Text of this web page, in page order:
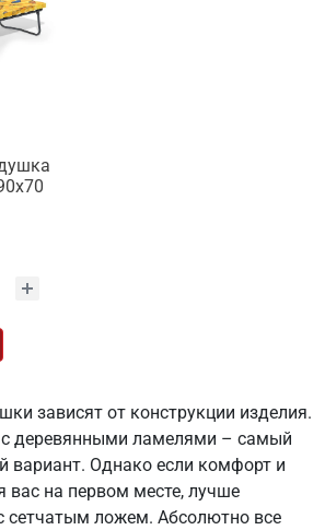
зависят от конструкции изделия.
деревянными ламелями – самый
вариант. Однако если комфорт и
вас на первом месте, лучше
сетчатым ложем. Абсолютно все